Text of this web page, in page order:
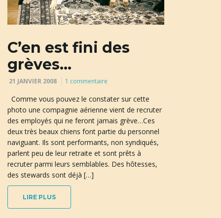
C’en est fini des
grèves…
21 JANVIER 2008 1 commentaire
Comme vous pouvez le constater sur cette
photo une compagnie aérienne vient de recruter
des employés qui ne feront jamais grève…Ces
deux très beaux chiens font partie du personnel
naviguant. Ils sont performants, non syndiqués,
parlent peu de leur retraite et sont prêts à
recruter parmi leurs semblables. Des hôtesses,
des stewards sont déjà […]
LIRE PLUS